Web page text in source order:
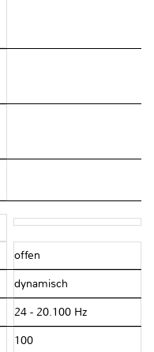
offen
dynamisch
24 - 20.100 Hz
100 Ω